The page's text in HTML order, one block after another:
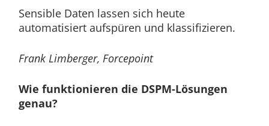
Sensible Daten lassen sich heute
automatisiert aufspüren und klassifizieren.
Frank Limberger, Forcepoint
Wie funktionieren die DSPM-Lösungen
genau?